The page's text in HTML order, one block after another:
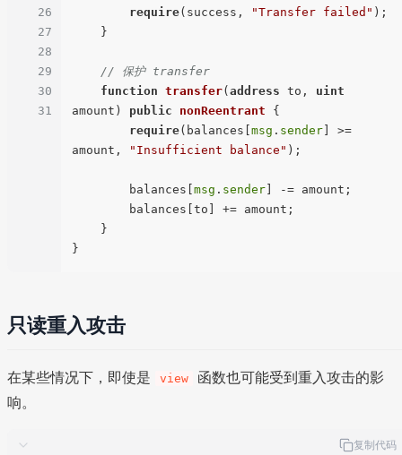
26
27
28
29
30
31
require(success, "Transfer failed" );
// 保护 transfer
function transfer( address to, uint
amount ) public nonReentrant
{
require(balances[ msg . sender ] >=
amount,
"Insufficient balance" );
        balances[
msg . sender ] -= amount;
只读重入攻击
在某些情况下，即使是 view
函数也可能受到重入攻击的影
响。
复制代码